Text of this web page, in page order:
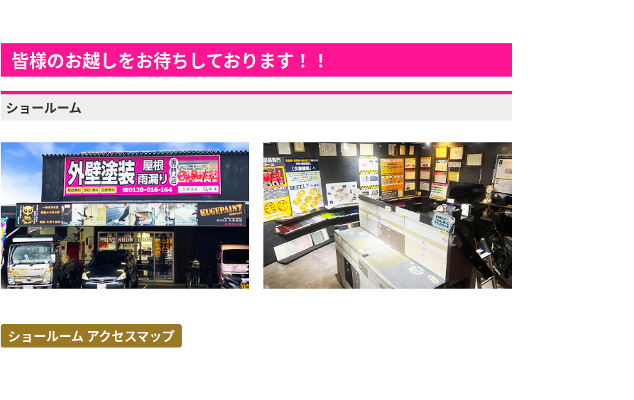
皆様のお越しをお待ちしております！！
ショールーム
ショールーム アクセスマップ